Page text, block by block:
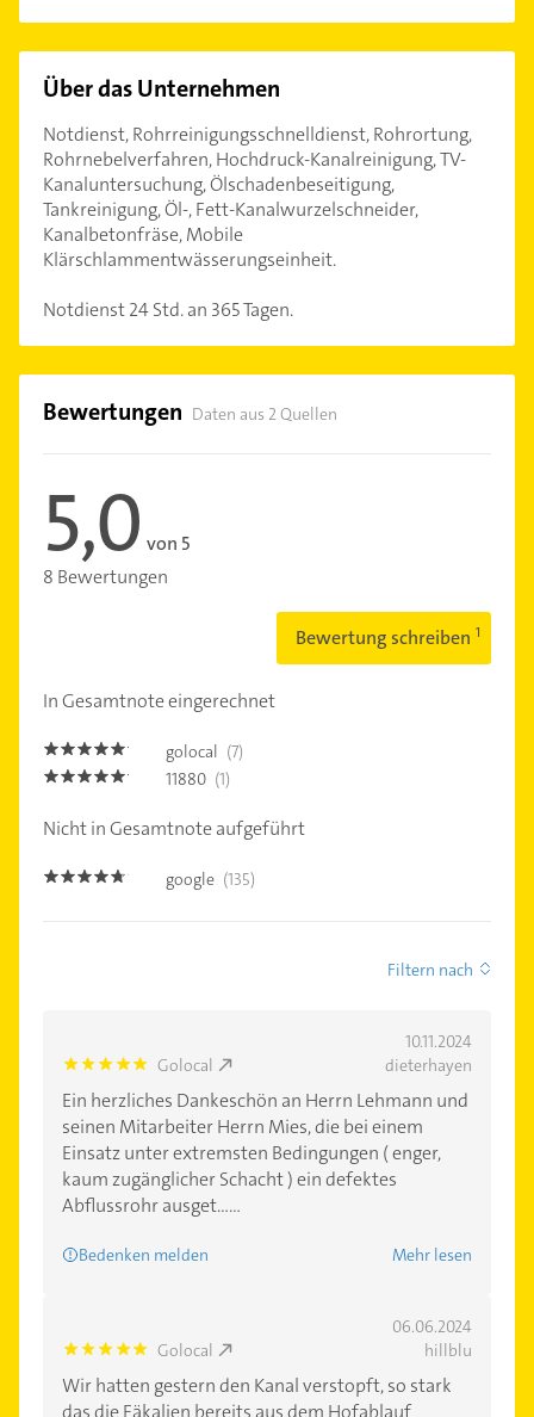
Über das Unternehmen
Notdienst, Rohrreinigungsschnelldienst, Rohrortung,
Rohrnebelverfahren, Hochdruck-Kanalreinigung, TV-
Kanaluntersuchung, Ölschadenbeseitigung,
Tankreinigung, Öl-, Fett-Kanalwurzelschneider,
Kanalbetonfräse, Mobile
Klärschlammentwässerungseinheit.
Notdienst 24 Std. an 365 Tagen.
Bewertungen Daten aus 2 Quellen
5,0 von 5
8 Bewertungen
Bewertung schreiben
In Gesamtnote eingerechnet
5.0 golocal (7)
5.0 11880 (1)
Nicht in Gesamtnote aufgeführt
4.6 google (135)
Filtern nach
10.11.2024
5.0 Golocal dieterhayen
Ein herzliches Dankeschön an Herrn Lehmann und
seinen Mitarbeiter Herrn Mies, die bei einem
Einsatz unter extremsten Bedingungen ( enger,
kaum zugänglicher Schacht ) ein defektes
Abflussrohr ausget......
Bedenken melden Mehr lesen
06.06.2024
5.0 Golocal hillblu
Wir hatten gestern den Kanal verstopft, so stark
das die Fäkalien bereits aus dem Hofablauf